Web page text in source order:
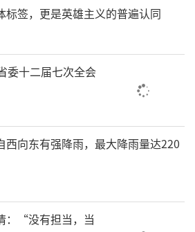
签，更是英雄主义的普遍认同
委十二届七次全会
西向东有强降雨，最大降雨量达220
：“没有担当，当